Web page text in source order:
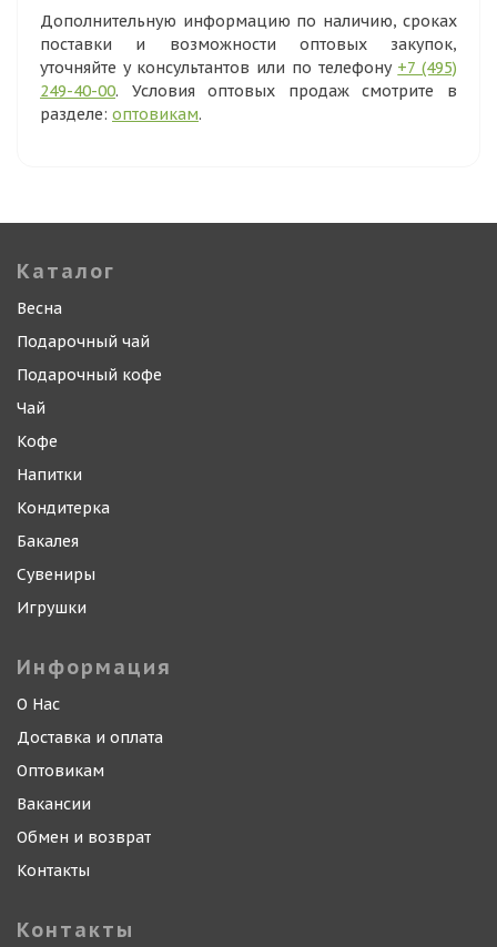
Дополнительную информацию по наличию, сроках
поставки и возможности оптовых закупок,
уточняйте у консультантов или по телефону +7 (495)
249-40-00. Условия оптовых продаж смотрите в
разделе: оптовикам.
Каталог
Весна
Подарочный чай
Подарочный кофе
Чай
Кофе
Напитки
Кондитерка
Бакалея
Сувениры
Игрушки
Информация
О Нас
Доставка и оплата
Оптовикам
Вакансии
Обмен и возврат
Контакты
Контакты